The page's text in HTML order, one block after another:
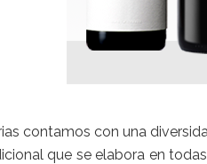
contamos con una
que se elabora en